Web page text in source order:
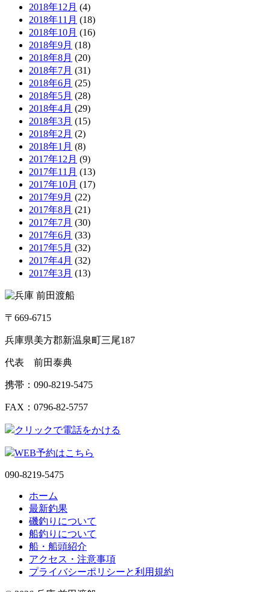
2018年12月 (4)
2018年11月 (18)
2018年10月 (16)
2018年9月 (18)
2018年8月 (20)
2018年7月 (31)
2018年6月 (25)
2018年5月 (28)
2018年4月 (29)
2018年3月 (15)
2018年2月 (2)
2018年1月 (8)
2017年12月 (9)
2017年11月 (13)
2017年10月 (17)
2017年9月 (22)
2017年8月 (21)
2017年7月 (30)
2017年6月 (33)
2017年5月 (32)
2017年4月 (32)
2017年3月 (13)
〒669-6715
兵庫県美方郡新温泉町三尾187
代表 前田泰典
携帯：090-8219-5475
FAX：0796-82-5757
クリックで電話をかける
WEB予約はこちら
090-8219-5475
ホーム
最新釣果
磯釣りについて
船釣りについて
船・船頭紹介
アクセス・注意事項
プライバシーポリシーと利用規約